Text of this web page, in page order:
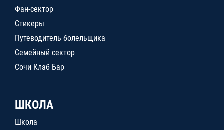
Фан-сектор
Стикеры
Путеводитель болельщика
Семейный сектор
Сочи Клаб Бар
ШКОЛА
Школа